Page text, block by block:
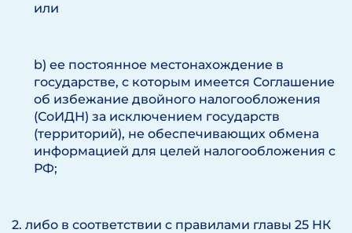
или
b) ее постоянное местонахождение в
государстве, с которым имеется Соглашение
об избежание двойного налогообложения
(СоИДН) за исключением государств
(территорий), не обеспечивающих обмена
информацией для целей налогообложения с
РФ;
2. либо в соответствии с правилами главы 25 НК